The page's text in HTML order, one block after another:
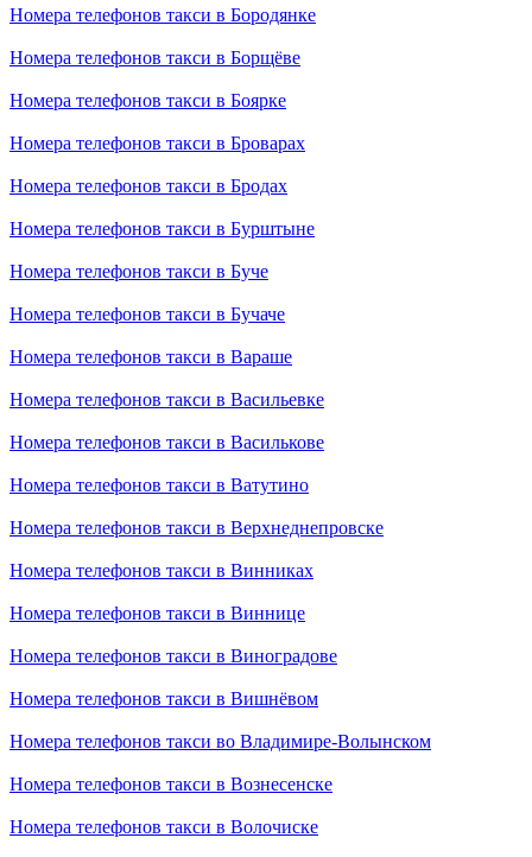
Номера телефонов такси в Бородянке
Номера телефонов такси в Борщёве
Номера телефонов такси в Боярке
Номера телефонов такси в Броварах
Номера телефонов такси в Бродах
Номера телефонов такси в Бурштыне
Номера телефонов такси в Буче
Номера телефонов такси в Бучаче
Номера телефонов такси в Вараше
Номера телефонов такси в Васильевке
Номера телефонов такси в Василькове
Номера телефонов такси в Ватутино
Номера телефонов такси в Верхнеднепровске
Номера телефонов такси в Винниках
Номера телефонов такси в Виннице
Номера телефонов такси в Виноградове
Номера телефонов такси в Вишнёвом
Номера телефонов такси во Владимире-Волынском
Номера телефонов такси в Вознесенске
Номера телефонов такси в Волочиске